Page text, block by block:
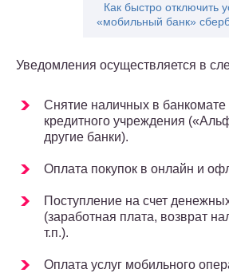
Как быстро отключить
«мобильный банк»
Уведомления осуществляется в
Снятие наличных в банкомате
кредитного учреждения
другие банки).
Оплата покупок в онлайн и
Поступление на счет
(заработная плата, возврат
т.п.).
Оплата услуг мобильного